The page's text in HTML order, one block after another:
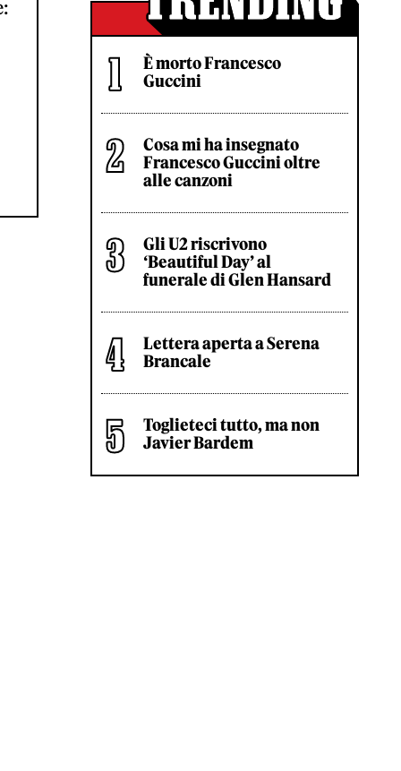
È morto Francesco
Guccini
Cosa mi ha insegnato
Francesco Guccini oltre
alle canzoni
Gli U2 riscrivono
‘Beautiful Day’ al
funerale di Glen Hansard
Lettera aperta a Serena
Brancale
Toglieteci tutto, ma non
Javier Bardem